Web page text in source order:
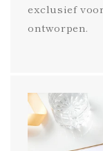
exclusief
ontworpen.